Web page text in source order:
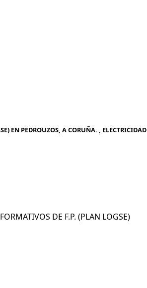
EN PEDROUZOS, A CORUÑA. , ELECTRICIDAD
DE F.P. (PLAN LOGSE)